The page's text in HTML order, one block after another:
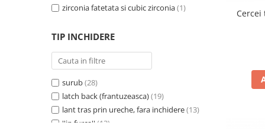
zirconia fatetata si cubic zirconia(1)
TIP INCHIDERE
surub(28)
latch back (frantuzeasca)(19)
lant tras prin ureche, fara inchidere(13)
''in furca'' (13)